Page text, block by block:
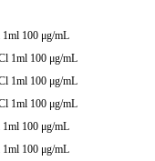
100 μg/mL
1ml 100 μg/mL
1ml 100 μg/mL
1ml 100 μg/mL
100 μg/mL
100 μg/mL